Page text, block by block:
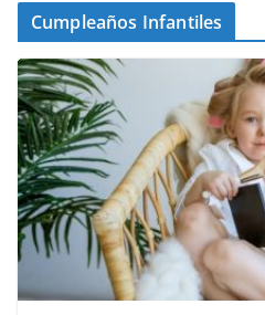
Cumpleaños Infantiles